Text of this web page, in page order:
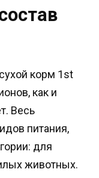
корм 1st
как и
Весь
питания,
для
животных.